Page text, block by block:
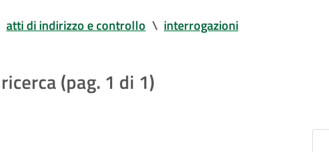
atti di indirizzo e controllo \ interrogazioni
(pag. 1 di 1)